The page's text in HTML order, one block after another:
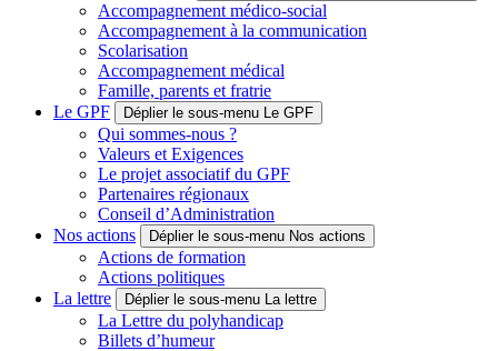
Accompagnement médico-social
Accompagnement à la communication
Scolarisation
Accompagnement médical
Famille, parents et fratrie
Le GPF
Déplier le sous-menu Le GPF
Qui sommes-nous ?
Valeurs et Exigences
Le projet associatif du GPF
Partenaires régionaux
Conseil d’Administration
Nos actions
Déplier le sous-menu Nos actions
Actions de formation
Actions politiques
La lettre
Déplier le sous-menu La lettre
La Lettre du polyhandicap
Billets d’humeur